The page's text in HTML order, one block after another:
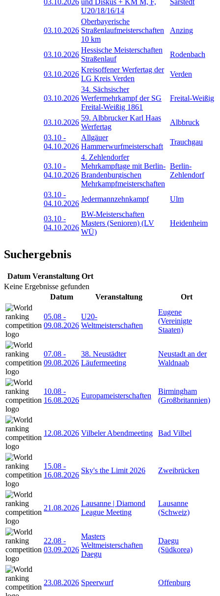
U20/18/16/14
03.10.2026
Oberbayerische
Straßenlaufmeisterschaften
10 km
Anzing
03.10.2026
Hessische Meisterschaften
Straßenlauf
Rodenbach
03.10.2026
Kreisoffener Werfertag der
LG Kreis Verden
Verden
03.10.2026
34. Sächsischer
Werfermehrkampf der SG
Freital-Weißig 1861
Freital-Weißig
03.10.2026
59. Albbrucker Karl Haas
Werfertag
Albbruck
03.10 -
04.10.2026
Allgäuer
Hammerwurfmeisterschaft
Trauchgau
03.10 -
04.10.2026
4. Zehlendorfer
Mehrkampftage mit Berlin-
Brandenburgischen
Mehrkampfmeisterschaften
Berlin-
Zehlendorf
03.10 -
04.10.2026
Jedermannzehnkampf Ulm
03.10 -
04.10.2026
BW-Meisterschaften
Masters (Senioren) (LV
WÜ)
Heidenheim
Suchergebnis
Datum Veranstaltung Ort
Keine Ergebnisse gefunden
Datum
Veranstaltung Ort
05.08 -
09.08.2026
U20-
Weltmeisterschaften
Eugene
(Vereinigte
Staaten)
07.08 -
09.08.2026
38. Neustädter
Läufermeeting
Neustadt an der
Waldnaab
10.08 -
16.08.2026
Europameisterschaften
Birmingham
(Großbritannien)
12.08.2026 Vilbeler Abendmeeting Bad Vilbel
15.08 -
16.08.2026
Sky's the Limit 2026 Zweibrücken
21.08.2026
Lausanne | Diamond
League Meeting
Lausanne
(Schweiz)
22.08 -
03.09.2026
Masters
Weltmeisterschaften
Daegu
Daegu
(Südkorea)
23.08.2026 Speerwurf Offenburg